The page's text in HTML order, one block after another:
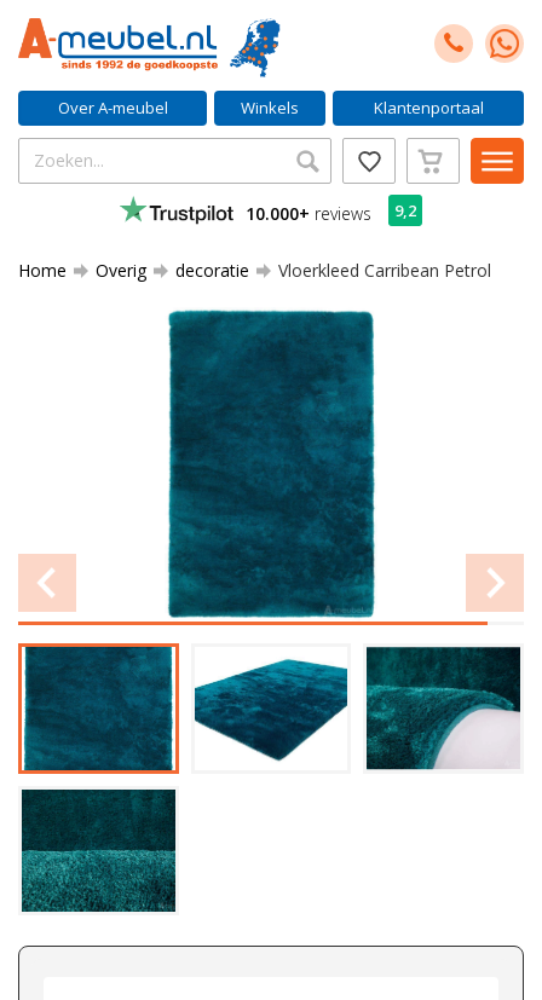
Over A-meubel Winkels Klantenportaal
10.000+ reviews 9,2
Home Overig decoratie Vloerkleed Carribean Petrol